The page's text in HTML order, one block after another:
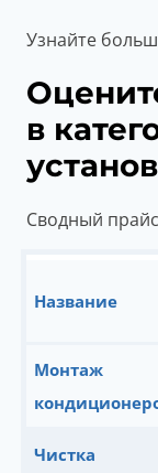
Узнайте
в
Сводный
Название
Монтаж
Чистка